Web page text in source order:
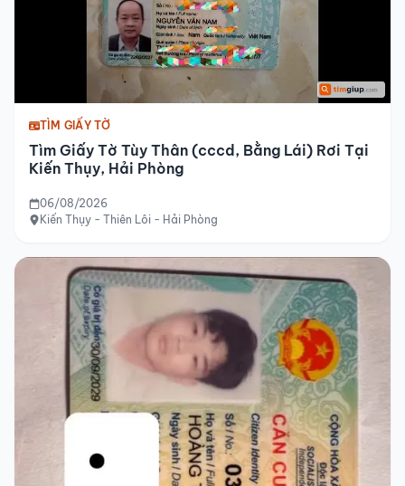
TÌM GIẤY TỜ
Tìm Giấy Tờ Tùy Thân (cccd, Bằng Lái) Rơi Tại
Kiến Thụy, Hải Phòng
06/08/2026
Kiến Thụy - Thiên Lôi - Hải Phòng